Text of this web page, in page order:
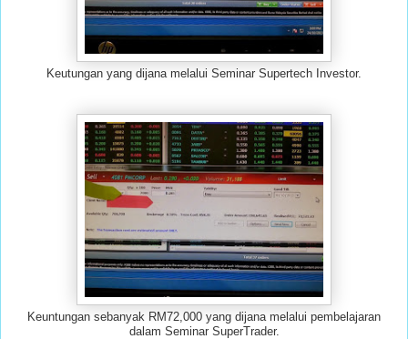
Keutungan yang dijana melalui Seminar Supertech Investor.
Keuntungan sebanyak RM72,000 yang dijana melalui pembelajaran
dalam Seminar SuperTrader.